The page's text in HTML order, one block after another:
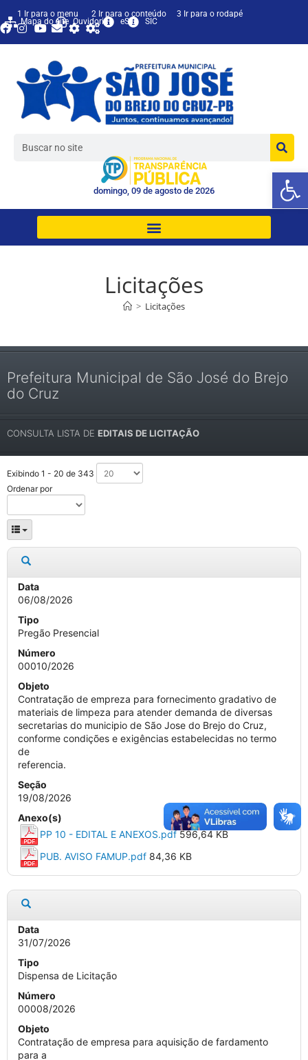
1 Ir para o menu 2 Ir para o conteúdo 3 Ir para o rodapé
Mapa do site Ouvidoria eSIC SIC
domingo, 09 de agosto de 2026
Licitações
> Licitações